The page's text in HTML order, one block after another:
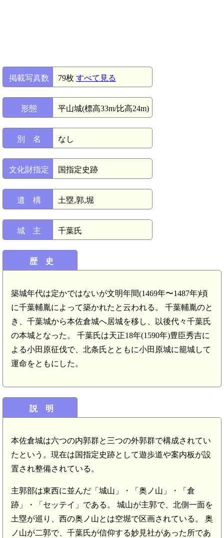
掲載写真数 79枚 すべて見る
形態 平山城(標高33m/比高24m)
別 名 なし
文化財指定 国指定史跡
遺 構 土塁,郭,堀
城 主 千葉氏
歴 史
築城年代は定かではないが文明年間(1469年〜1487年)頃
に千葉輔胤によって築かれたと云われる。 千葉輔胤のと
き、千葉城から本佐倉城へ居城を移し、以後代々千葉氏
の本城となった。 千葉氏は天正18年(1590年)豊臣秀吉に
よる小田原征伐で、北条氏とともに小田原城に籠城して
運命をともにした。
説 明
本佐倉城は六つの内郭群と三つの外郭群で構成されてい
たという。現在は国指定史跡として遊歩道や案内板が設
置され整備されている。
主郭部は東西に並んだ「城山」・「奥ノ山」・「倉
跡」・「セッテイ」である。 城山が主郭で、北側一面を
土塁が巡り、西の奥ノ山とは空堀で区画されている。 奥
ノ山が二郭で、千葉氏が信仰する妙見社があった所であ